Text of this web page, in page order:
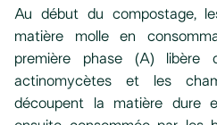
Au début du compostage,
matière molle en
première phase (A) libère
actinomycètes et les
découpent la matière dure